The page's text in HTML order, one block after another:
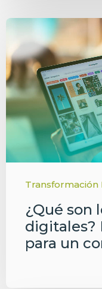
Transformación
¿Qué son
digitales?
para un